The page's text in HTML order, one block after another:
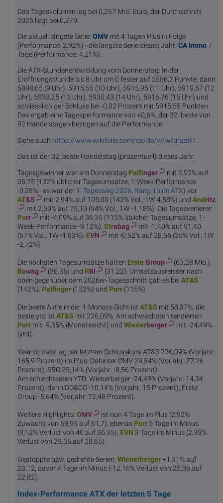
Das Tagesvolumen lag bei 0,257 Mrd. Euro, der Durchschnitt
2025 liegt bei 0,279.
Die aktuell längste Serie: OMV mit 4 Tagen Plus in Folge
(Performance: 2.92%) - die längste Serie dieses Jahr: CA Immo7
Tage (Performance: 4.21%).
Die ATX-Stundenentwicklung vom Donnerstag: In der
Eröffnungsstunde bis 8 Uhr um 0 fester auf 5886,2 Punkte, dann
5898,65 (9 Uhr), 5915,55 (10 Uhr), 5915,95 (11 Uhr), 5919,57 (12
Uhr), 5933,25 (13 Uhr), 5930,43 (14 Uhr), 5916,76 (15 Uhr) und
schliesslich der Schluss bei -0,02 Prozent mit 5915,55 Punkten.
Das ergab eine Tagesperformance von +0,6%, der 32. beste von
92 Handelstagen bezogen auf die Performance.
Siehe auch https://www.wikifolio.com/de/de/w/wfdrastil1
Das ist der 32. beste Handelstag (prozentuell) dieses Jahr.
Tagesgewinner war am Donnerstag Palfinger
mit 3,92% auf
35,75 (132% üblicher Tagesumsätze, 1-Week-Performance
-0,28% - es war der 1. Tagessieg 2026, Rang 16 im ATX) vor
AT&S mit 2,94% auf 105,00 (142% Vol.; 1W 4,58%) und Andritz
mit 2,60% auf 75,10 (54% Vol.; 1W -1,18%). Die Tagesverlierer:
Porr
mit -4,09% auf 36,35 (115% üblicher Tagesumsätze, 1-
Week-Performance -9,12%), Strabag
mit -1,40% auf 91,40
(57% Vol.; 1W -1,83%), EVN
mit -0,52% auf 28,65 (35% Vol.; 1W
-2,72%)
Die höchsten Tagesumsätze hatten Erste Group
(63,28 Mio.),
Bawag (36,35) und RBI
(31,22). Umsatzausreisser nach
oben gegenüber dem 2026er-Tagesschnitt gab es bei AT&S
(142%), Palfinger (132%) und Porr (115%).
Die beste Aktie in der 1-Monats-Sicht ist AT&S mit 58,37%, die
beste ytd ist AT&S mit 226,09%. Am schwächsten tendierten
Porr mit -9,35% (Monatssicht) und Wienerberger
mit -24,49%
(ytd).
Year-to-date lag per letztem Schlusskurs AT&S 226,09% (Vorjahr:
165,9 Prozent) im Plus. Dahinter OMV 29,84% (Vorjahr: 27,26
Prozent), SBO 25,14% (Vorjahr: -8,56 Prozent).
Am schlechtesten YTD: Wienerberger -24,49% (Vorjahr: 14,34
Prozent), dann DO&CO -10,14% (Vorjahr: 15 Prozent), Erste
Group -5,64% (Vorjahr: 72,48 Prozent).
Weitere Highlights: OMV
ist nun 4 Tage im Plus (2,92%
Zuwachs von 59,95 auf 61,7), ebenso Porr 5 Tage im Minus
(9,12% Verlust von 40 auf 36,35), EVN 3 Tage im Minus (2,39%
Verlust von 29,35 auf 28,65).
Gestoppte bzw. gedrehte Serien: Wienerberger+1,31% auf
23,12, davor 4 Tage im Minus (-12,16% Verlust von 25,98 auf
22,82).
Index-Performance ATX der letzten 5 Tage